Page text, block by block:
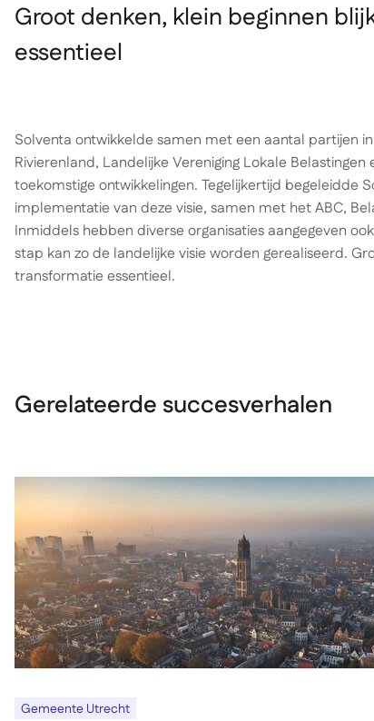
Groot denken, klein beginnen
essentieel
Solventa ontwikkelde samen met een aantal partijen
Rivierenland, Landelijke Vereniging Lokale
toekomstige ontwikkelingen. Tegelijkertijd begeleidde
implementatie van deze visie, samen met het ABC,
Inmiddels hebben diverse organisaties aangegeven
stap kan zo de landelijke visie worden gerealiseerd.
transformatie essentieel.
Gerelateerde succesverhalen
Gemeente Utrecht